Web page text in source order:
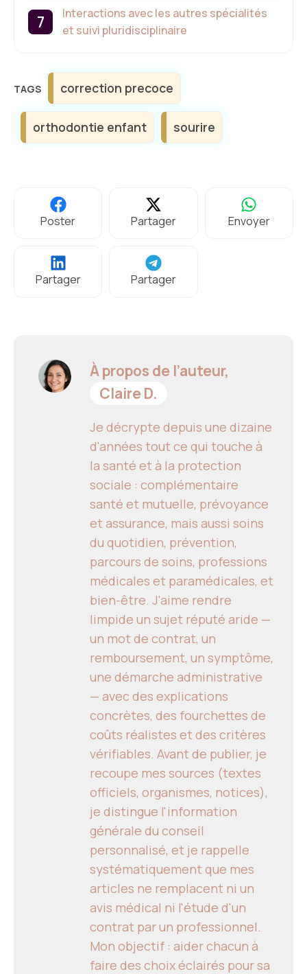
Interactions avec les autres spécialités
et suivi pluridisciplinaire
Étiquettes
correction precoce
orthodontie enfant sourire
Poster Partager Envoyer
Partager Partager
À propos de l’auteur,
Claire D.
Je décrypte depuis une dizaine
d'années tout ce qui touche à
la santé et à la protection
sociale : complémentaire
santé et mutuelle, prévoyance
et assurance, mais aussi soins
du quotidien, prévention,
parcours de soins, professions
médicales et paramédicales, et
bien-être. J'aime rendre
limpide un sujet réputé aride —
un mot de contrat, un
remboursement, un symptôme,
une démarche administrative
— avec des explications
concrètes, des fourchettes de
coûts réalistes et des critères
vérifiables. Avant de publier, je
recoupe mes sources (textes
officiels, organismes, notices),
je distingue l'information
générale du conseil
personnalisé, et je rappelle
systématiquement que mes
articles ne remplacent ni un
avis médical ni l'étude d'un
contrat par un professionnel.
Mon objectif : aider chacun à
faire des choix éclairés pour sa